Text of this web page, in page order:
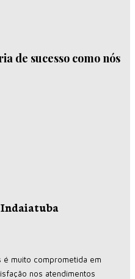
de sucesso como nós
é muito comprometida em
nos atendimentos